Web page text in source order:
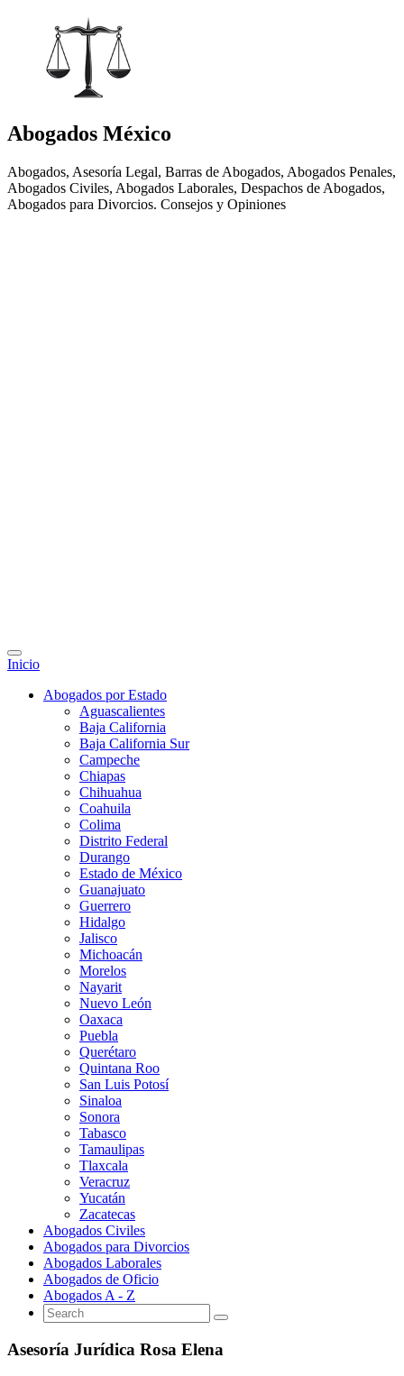
Abogados México
Abogados, Asesoría Legal, Barras de Abogados, Abogados Penales,
Abogados Civiles, Abogados Laborales, Despachos de Abogados,
Abogados para Divorcios. Consejos y Opiniones
Inicio
Abogados por Estado
Aguascalientes
Baja California
Baja California Sur
Campeche
Chiapas
Chihuahua
Coahuila
Colima
Distrito Federal
Durango
Estado de México
Guanajuato
Guerrero
Hidalgo
Jalisco
Michoacán
Morelos
Nayarit
Nuevo León
Oaxaca
Puebla
Querétaro
Quintana Roo
San Luis Potosí
Sinaloa
Sonora
Tabasco
Tamaulipas
Tlaxcala
Veracruz
Yucatán
Zacatecas
Abogados Civiles
Abogados para Divorcios
Abogados Laborales
Abogados de Oficio
Abogados A - Z
Asesoría Jurídica Rosa Elena